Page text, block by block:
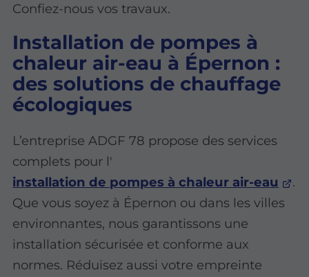
Confiez-nous vos travaux.
Installation de pompes à
chaleur air-eau à Épernon :
des solutions de chauffage
écologiques
L’entreprise ADGF 78 propose des services
complets pour l'
installation de pompes à chaleur air-eau
.
Que vous soyez à Épernon ou dans les villes
environnantes, nous garantissons une
installation sécurisée et conforme aux
normes. Réduisez aussi votre empreinte